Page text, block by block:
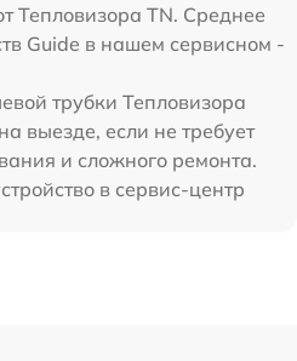
Тепловизора TN. Среднее
Guide в нашем сервисном -
трубки Тепловизора
выезде, если не требует
и сложного ремонта.
в сервис-центр